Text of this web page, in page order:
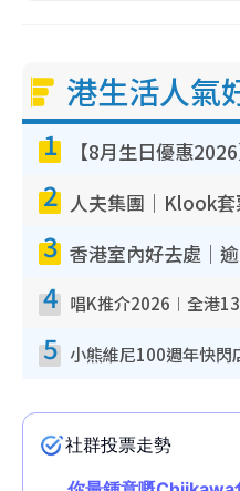
港生活人氣
1
2
3
4
5